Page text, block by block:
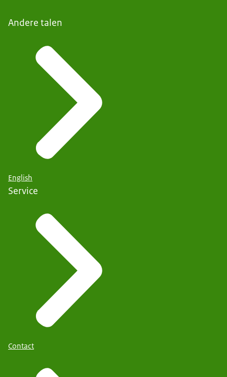
Andere talen
English
Service
Contact